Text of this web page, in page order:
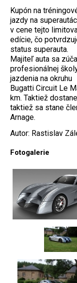
Kupón na
jazdy na
v cene tejto
edície, čo
status superauta.
Majiteľ auta sa
profesionálnej
jazdenia na okruhu
Bugatti Circuit Le
km. Taktiež
taktiež sa stane
Arnage.
Autor: Rastislav
Fotogalerie